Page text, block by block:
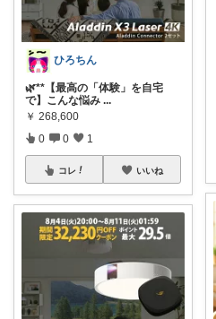
ひろちん
🌿**【最高の「体験」を自宅
で】こんな悩み ...
￥ 268,600
0 0 1
コレ いいね